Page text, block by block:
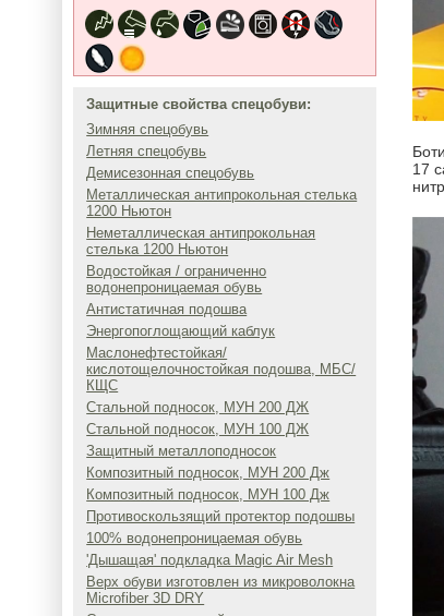
Защитные свойства спецобуви:
Зимняя спецобувь
Летняя спецобувь
Демисезонная спецобувь
Металлическая антипрокольная стелька
1200 Ньютон
Неметаллическая антипрокольная
стелька 1200 Ньютон
Водостойкая / ограниченно
водонепроницаемая обувь
Антистатичная подошва
Энергопоглощающий каблук
Маслонефтестойкая/
кислотощелочностойкая подошва, МБС/
КЩС
Стальной подносок, МУН 200 ДЖ
Стальной подносок, МУН 100 ДЖ
Защитный металлоподносок
Композитный подносок, МУН 200 Дж
Композитный подносок, МУН 100 Дж
Противоскользящий протектор подошвы
100% водонепроницаемая обувь
'Дышащая' подкладка Magic Air Mesh
Верх обуви изготовлен из микроволокна
Microfiber 3D DRY
17